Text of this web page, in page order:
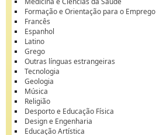
Formação e Orientação para o Emprego
Francês
Espanhol
Latino
Grego
Outras línguas estrangeiras
Tecnologia
Geologia
Música
Religião
Desporto e Educação Física
Design e Engenharia
Educação Artística